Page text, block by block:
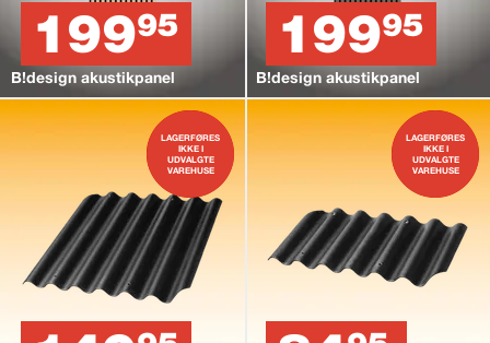
19995
B!design akustikpanel
19995
B!design akustikpanel
LAGERFØRES
IKKE I
UDVALGTE
VAREHUSE
LAGERFØRES
IKKE I
UDVALGTE
VAREHUSE